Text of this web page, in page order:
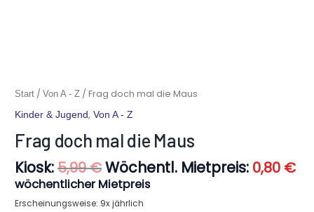
Start /Von A - Z / Frag doch mal die Maus
Kinder & Jugend,Von A - Z
Frag doch mal die Maus
Kiosk:5,99€
Ursprünglicher
Preis
war:
5,99 €
Wöchentl. Mietpreis: 0,80 €
wöchentlicher Mietpreis
Erscheinungsweise: 9x jährlich
Frag
doch
mal
die
Maus
Menge